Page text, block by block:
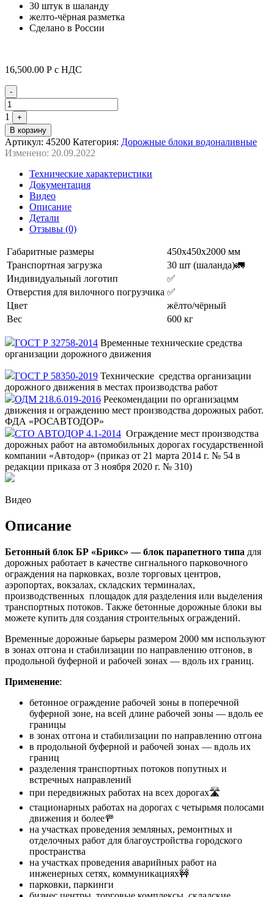
30 штук в шаланду
желто-чёрная разметка
Сделано в России
16,500.00 Р с НДС
Quantity
-
1
+
В корзину
Артикул: 45200 Категория: Дорожные блоки водоналивные
Изменено: 20.09.2022
Технические характеристики
Документация
Видео
Описание
Детали
Отзывы (0)
Габаритные размеры
450х450х2000 мм
Транспортная загрузка
30 шт (шаланда)🚛
Индивидуальный логотип
✅
Отверстия для вилочного погрузчика ✅
Цвет
жёлто/чёрный
Вес
600 кг
ГОСТ Р 32758-2014 Временные технические средства
организации дорожного движения
ГОСТ Р 58350-2019 Технические средства организации
дорожного движения в местах производства работ
ОДМ 218.6.019-2016 Реекомендации по организацмм
движения и ограждению мест производства дорожных работ.
ФДА «РОСАВТОДОР»
СТО АВТОДОР 4.1-2014 Ограждение мест производства
дорожных работ на автомобильных дорогах государственной
компании «Автодор» (приказ от 21 марта 2014 г. № 54 в
редакции приказа от 3 ноября 2020 г. № 310)
Видео
Описание
Бетонный блок БР «Брикс» — блок парапетного типа для
дорожных работает в качестве сигнального парковочного
ограждения на парковках, возле торговых центров,
аэропортах, вокзалах, складских терминалах,
производственных площадок для разделения или выделения
транспортных потоков. Также бетонные дорожные блоки вы
можете купить для создания строительных ограждений.
Временные дорожные барьеры размером 2000 мм используют
в зонах отгона и стабилизации по направлению отгонов, в
продольной буферной и рабочей зонах — вдоль их границ.
Применение:
бетонное ограждение рабочей зоны в поперечной
буферной зоне, на всей длине рабочей зоны — вдоль ее
границы
в зонах отгона и стабилизации по направлению отгона
в продольной буферной и рабочей зонах — вдоль их
границ
разделения транспортных потоков попутных и
встречных направлений
при передвижных работах на всех дорогах🛣
стационарных работах на дорогах с четырьмя полосами
движения и более🚥
на участках проведения земляных, ремонтных и
отделочных работ для благоустройства городского
пространства
на участках проведения аварийных работ на
инженерных сетях, коммуникациях🚧
парковки, паркинги